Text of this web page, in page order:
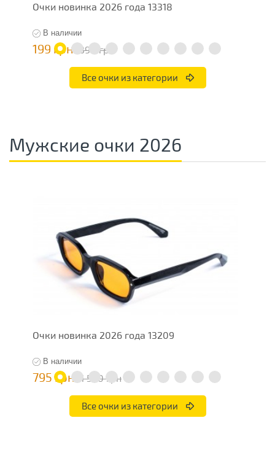
Очки новинка 2026 года 13318
В наличии
199 грн 398 грн
Все очки из категории
Мужские очки 2026
Очки новинка 2026 года 13209
В наличии
795 грн 1 590 грн
Все очки из категории